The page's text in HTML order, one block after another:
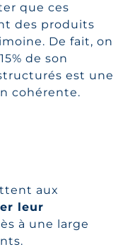
que ces
des produits
De fait, on
de son
est une
cohérente.
aux
leur
à une large